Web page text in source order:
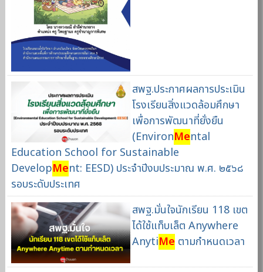
สพฐ.ประกาศผลการประเมิน
โรงเรียนสิ่งแวดล้อมศึกษา
เพื่อการพัฒนาที่ยั่งยืน
(EnvironMental
Education School for Sustainable
DevelopMent: EESD) ประจำปีงบประมาณ พ.ศ. ๒๕๖๘
รอบระดับประเทศ
สพฐ.มั่นใจนักเรียน 118 เขต
ได้ใช้แท็บเล็ต Anywhere
AnytiMe ตามกำหนดเวลา